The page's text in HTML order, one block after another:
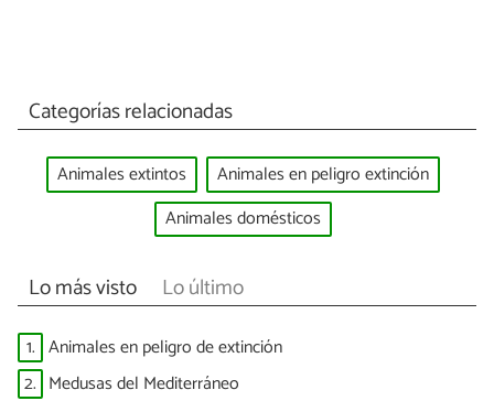
Categorías relacionadas
Animales extintos
Animales en peligro extinción
Animales domésticos
Lo más visto Lo último
1. Animales en peligro de extinción
2. Medusas del Mediterráneo